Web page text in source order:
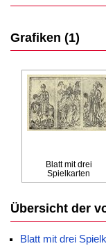
Grafiken (1)
Blatt mit drei
Spielkarten
Übersicht der
Blatt mit drei